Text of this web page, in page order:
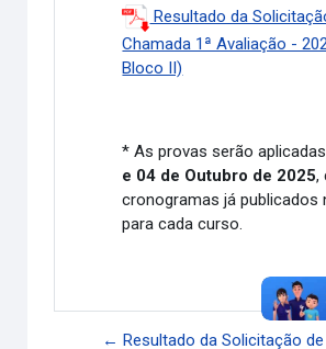
Resultado da
Chamada 1ª Avaliação -
Bloco II)
* As provas serão
e 04 de Outubro de 2025,
cronogramas já publicados
para cada curso.
← Resultado da Solicitação de